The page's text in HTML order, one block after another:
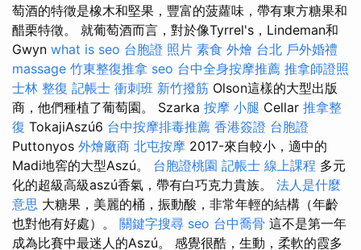
萄酒的特徵是橡木和堅果，豐富的菠蘿味，帶有東方糖果和
醋栗特徵。 就葡萄酒而言，對於像Tyrrel's，Lindeman和
Gwyn what is seo 台胞證 照片 素食 外燴 台北 戶外婚禮
massage 竹東整復推拿 seo 台中全身按摩推薦 推拿師證照
士林 整復 記帳士 衝刺班 新竹撥筋 Olson這樣的大型出版
商，他們種植了葡萄園。 Szarka 按摩 小腿 Cellar 推拿整
復 TokajiAszú6 台中按摩排毒推薦 香港簽證 台胞證
Puttonyos 外燴廠商 北屯按摩 2017-來自較小，適中的
Madi地窖的大型Aszú。 台胞證桃園 記帳士 線上課程 多元
化的超級高級aszú香氣，帶有白巧克力貴族。 法人是什麼
意思 大糖果，美麗的桶，振動酸，非常年輕的結構（年齡
也對他有好處）。 關鍵字搜尋 seo 台中喬骨 這不是第一年
成為比賽中最迷人的Aszú。 感覺很酷，生動，柔軟的霞多